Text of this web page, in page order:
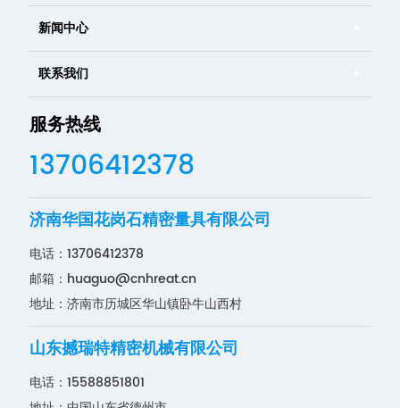
新闻中心
联系我们
服务热线
13706412378
济南华国花岗石精密量具有限公司
电话：13706412378
邮箱： huaguo@cnhreat.cn
地址：济南市历城区华山镇卧牛山西村
山东撼瑞特精密机械有限公司
电话：15588851801